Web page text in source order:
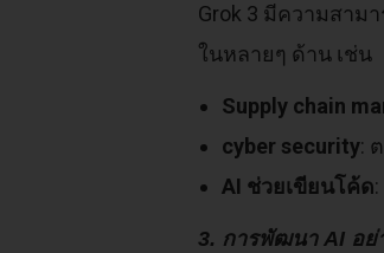
Grok 3 มีความสาม
ในหลายๆ ด้าน เช่น
Supply chain
cyber security:
AI ช่วยเขียนโค้ด
3. การพัฒนา AI อ